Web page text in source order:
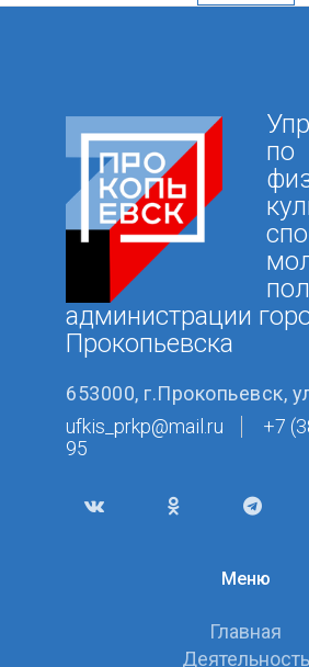
по
администрации
Прокопьевска
653000, г.Прокопьевск,
ufkis_prkp@mail.ru
+7
95
Меню
Главная
Деятельность